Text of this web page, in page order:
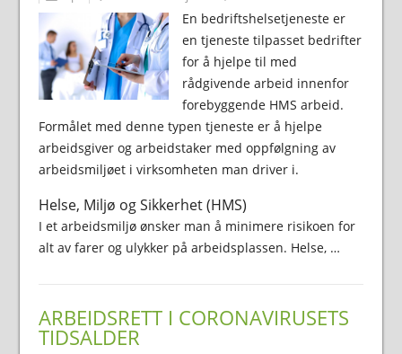
En bedriftshelsetjeneste er
en tjeneste tilpasset bedrifter
for å hjelpe til med
rådgivende arbeid innenfor
forebyggende HMS arbeid.
Formålet med denne typen tjeneste er å hjelpe
arbeidsgiver og arbeidstaker med oppfølgning av
arbeidsmiljøet i virksomheten man driver i.
Helse, Miljø og Sikkerhet (HMS)
I et arbeidsmiljø ønsker man å minimere risikoen for
alt av farer og ulykker på arbeidsplassen. Helse, …
ARBEIDSRETT I CORONAVIRUSETS
TIDSALDER